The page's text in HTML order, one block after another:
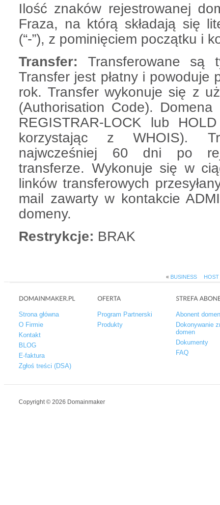
Ilość znaków rejestrowanej
Fraza, na którą składają się
(“-”), z pominięciem początku i
Transfer: Transferowane są
Transfer jest płatny i powoduje
rok. Transfer wykonuje się z
(Authorisation Code).
REGISTRAR-LOCK lub
korzystając z WHOIS).
najwcześniej 60 dni po
transferze. Wykonuje się w
linków transferowych
mail zawarty w kontakcie
domeny.
Restrykcje: BRAK
« BUSINESS HOST
Strona główna
O Firmie
Kontakt
BLOG
E-faktura
Zgłoś treści (DSA)
Program Partnerski
Produkty
Abonent
Dokonywanie
domen
Dokumenty
FAQ
Copyright © 2026 Domainmaker